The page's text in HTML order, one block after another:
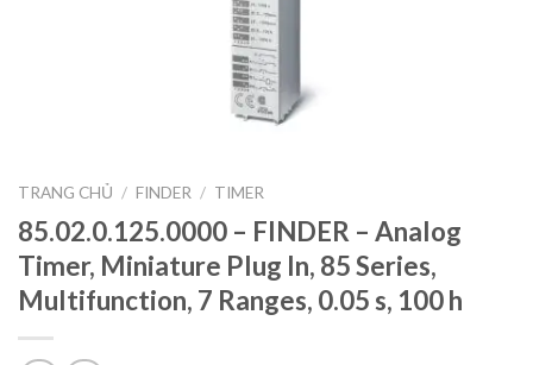
TRANG CHỦ / FINDER / TIMER
85.02.0.125.0000 – FINDER – Analog
Timer, Miniature Plug In, 85 Series,
Multifunction, 7 Ranges, 0.05 s, 100 h